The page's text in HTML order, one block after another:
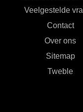
Veelgestelde
Contact
Over ons
Sitemap
Tweble